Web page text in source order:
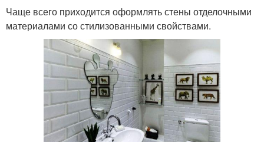
Чаще всего приходится оформлять стены отделочными
материалами со стилизованными свойствами.